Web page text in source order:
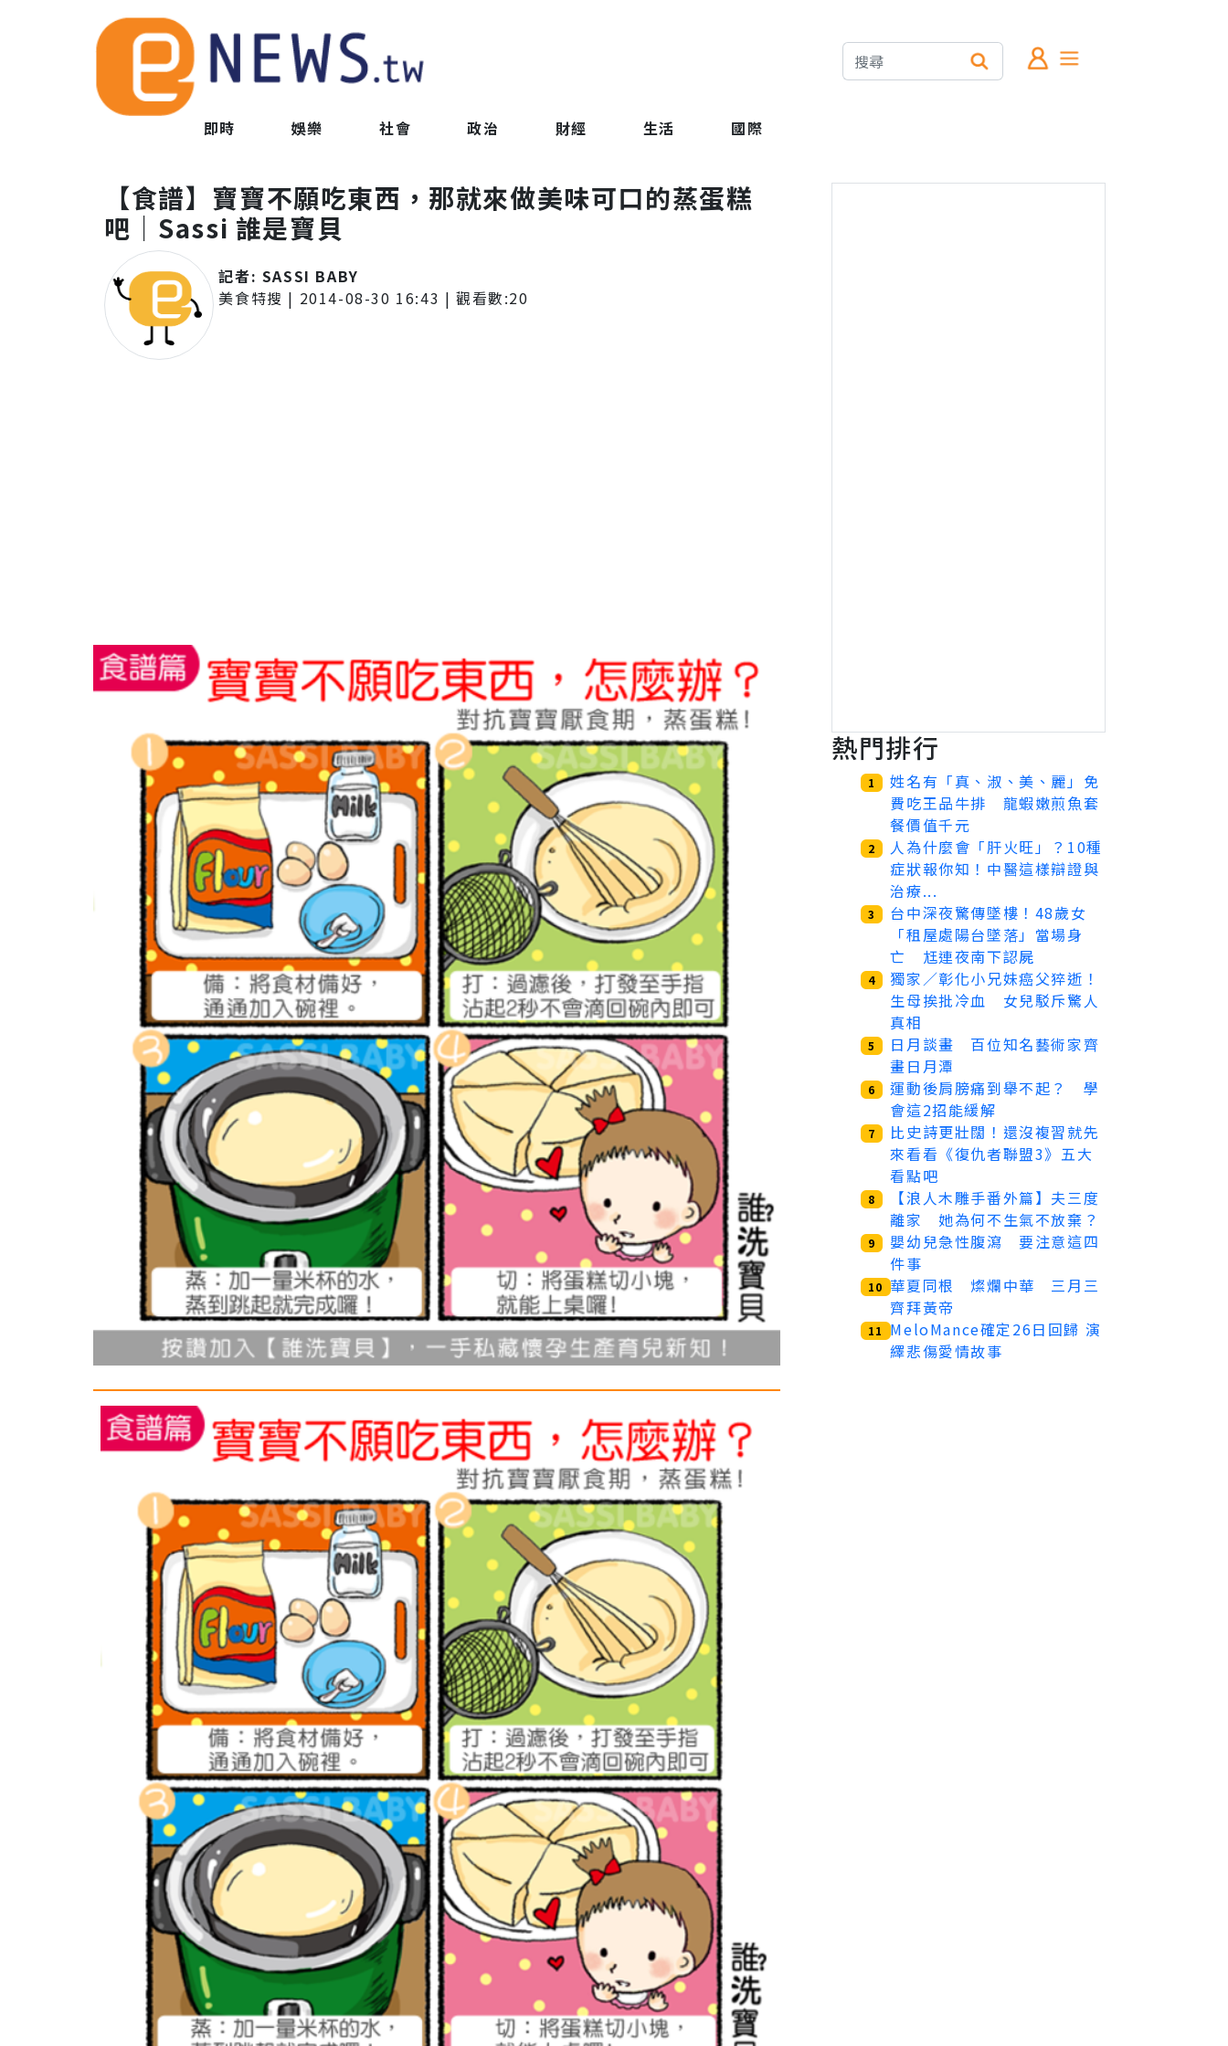
即時 娛樂 社會 政治 財經 生活 國際
【食譜】寶寶不願吃東西，那就來做美味可口的蒸蛋糕
吧｜Sassi 誰是寶貝
記者: SASSI BABY
美食特搜 | 2014-08-30 16:43 | 觀看數:20
熱門排行
1
姓名有「真、淑、美、麗」免
費吃王品牛排 龍蝦嫩煎魚套
餐價值千元
2
人為什麼會「肝火旺」？10種
症狀報你知！中醫這樣辯證與
治療...
3
台中深夜驚傳墜樓！48歲女
「租屋處陽台墜落」當場身
亡 尪連夜南下認屍
4
獨家／彰化小兄妹癌父猝逝！
生母挨批冷血 女兒駁斥驚人
真相
5
日月談畫 百位知名藝術家齊
畫日月潭
6
運動後肩膀痛到舉不起？ 學
會這2招能緩解
7
比史詩更壯闊！還沒複習就先
來看看《復仇者聯盟3》五大
看點吧
8
【浪人木雕手番外篇】夫三度
離家 她為何不生氣不放棄？
9
嬰幼兒急性腹瀉 要注意這四
件事
10 華夏同根 燦爛中華 三月三
齊拜黃帝
11
MeloMance確定26日回歸 演
繹悲傷愛情故事